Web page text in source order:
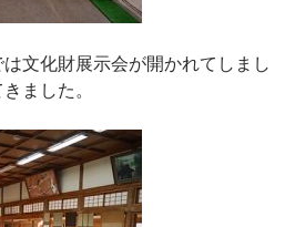
文化財展示会が開かれてしまし
ました。